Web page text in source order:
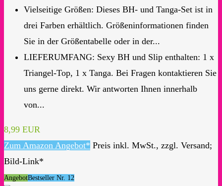
Vielseitige Größen: Dieses BH- und Tanga-Set ist in
drei Farben erhältlich. Größeninformationen finden
Sie in der Größentabelle oder in der...
LIEFERUMFANG: Sexy BH und Slip enthalten: 1 x
Triangel-Top, 1 x Tanga. Bei Fragen kontaktieren Sie
uns gerne direkt. Wir antworten Ihnen innerhalb
von...
8,99 EUR
Zum Amazon Angebot* Preis inkl. MwSt., zzgl. Versand;
Bild-Link*
AngebotBestseller Nr. 12